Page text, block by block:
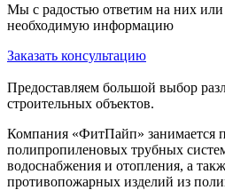
Мы с радостью ответим на них или
необходимую информацию
Заказать консультацию
Предоставляем большой выбор
строительных объектов.
Компания «ФитПайп» занимается
полипропиленовых трубных
водоснабжения и отопления, а
противопожарных изделий из